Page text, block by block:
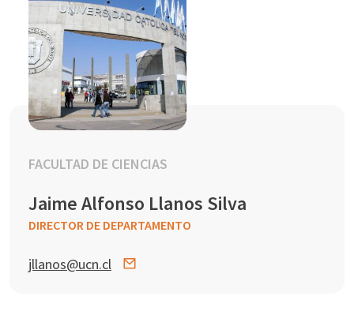
FACULTAD DE CIENCIAS
Jaime Alfonso Llanos Silva
DIRECTOR DE DEPARTAMENTO
jllanos@ucn.cl